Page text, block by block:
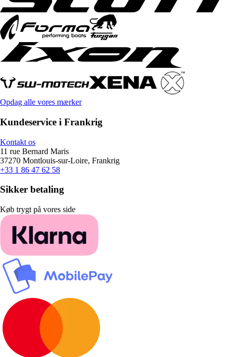
Opdag alle vores mærker
Kundeservice i Frankrig
Kontakt os
11 rue Bernard Maris
37270 Montlouis-sur-Loire, Frankrig
+33 1 86 47 62 58
Sikker betaling
Køb trygt på vores side